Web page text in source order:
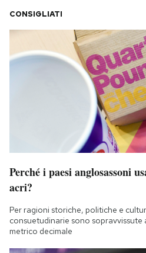
SHOP
CALENDARIO
AREA PERSONALE
Area Personale
Notifiche mobile
Hai bisogno di aiuto?
CONSIGLIATI
Perché i paesi anglosassoni
acri?
Per ragioni storiche, politiche e
consuetudinarie sono sopravvissute
metrico decimale